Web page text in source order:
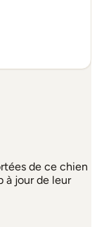
de ce chien
à jour de leur